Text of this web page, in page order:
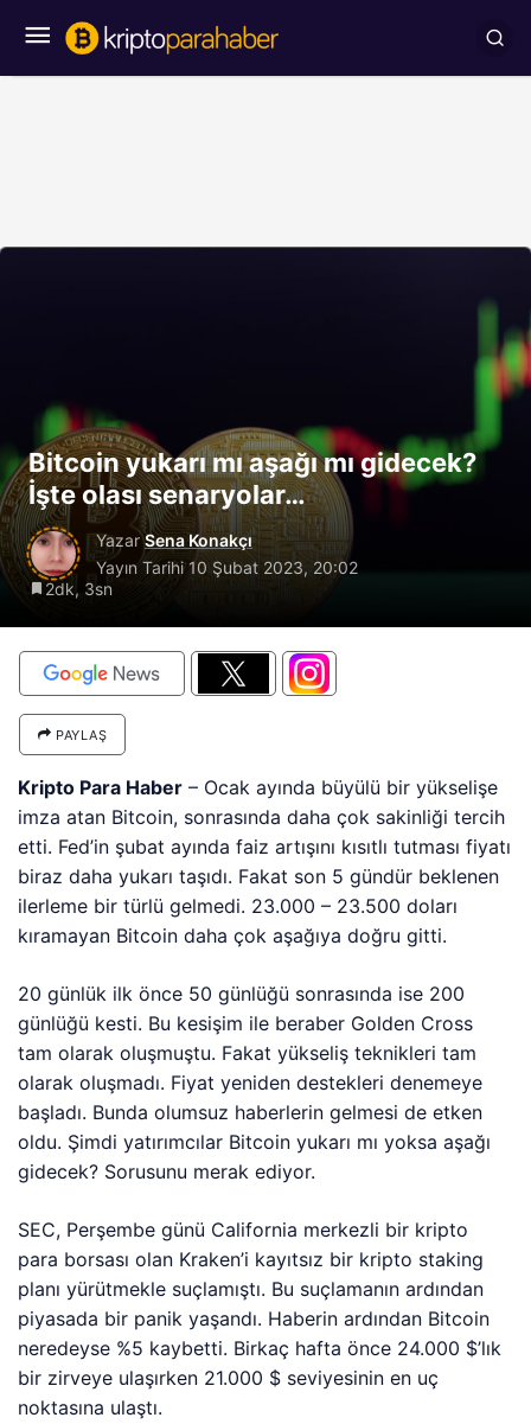
Bitcoin yukarı mı aşağı mı gidecek?
İşte olası senaryolar…
YazarSena Konakçı
Yayın Tarihi10 Şubat 2023, 20:02
2dk, 3sn
PAYLAŞ
Kripto Para Haber – Ocak ayında büyülü bir yükselişe
imza atan Bitcoin, sonrasında daha çok sakinliği tercih
etti. Fed’in şubat ayında faiz artışını kısıtlı tutması fiyatı
biraz daha yukarı taşıdı. Fakat son 5 gündür beklenen
ilerleme bir türlü gelmedi. 23.000 – 23.500 doları
kıramayan Bitcoin daha çok aşağıya doğru gitti.
20 günlük ilk önce 50 günlüğü sonrasında ise 200
günlüğü kesti. Bu kesişim ile beraber Golden Cross
tam olarak oluşmuştu. Fakat yükseliş teknikleri tam
olarak oluşmadı. Fiyat yeniden destekleri denemeye
başladı. Bunda olumsuz haberlerin gelmesi de etken
oldu. Şimdi yatırımcılar Bitcoin yukarı mı yoksa aşağı
gidecek? Sorusunu merak ediyor.
SEC, Perşembe günü California merkezli bir kripto
para borsası olan Kraken’i kayıtsız bir kripto staking
planı yürütmekle suçlamıştı. Bu suçlamanın ardından
piyasada bir panik yaşandı. Haberin ardından Bitcoin
neredeyse %5 kaybetti. Birkaç hafta önce 24.000 $’lık
bir zirveye ulaşırken 21.000 $ seviyesinin en uç
noktasına ulaştı.